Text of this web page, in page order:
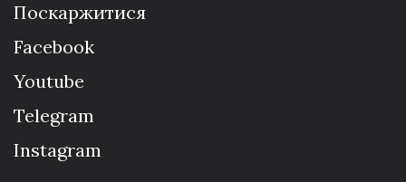
Поскаржитися
Facebook
Youtube
Telegram
Instagram